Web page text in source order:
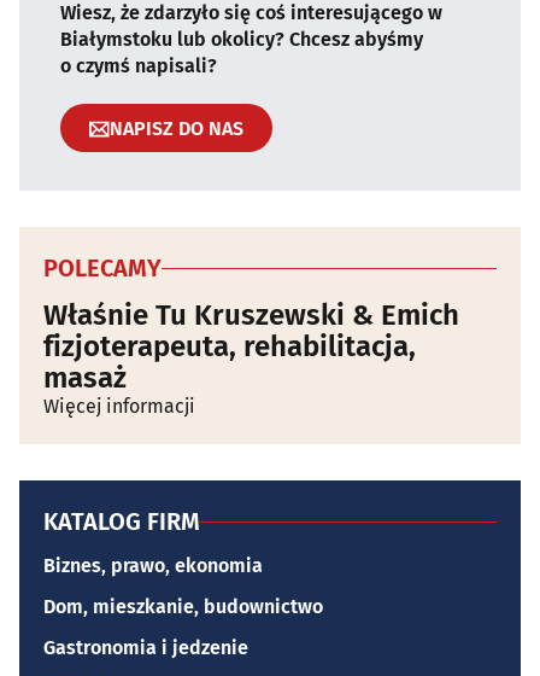
Wiesz, że zdarzyło się coś interesującego w
Białymstoku lub okolicy? Chcesz abyśmy
o czymś napisali?
NAPISZ DO NAS
POLECAMY
Właśnie Tu Kruszewski & Emich
fizjoterapeuta, rehabilitacja,
masaż
Więcej informacji
KATALOG FIRM
Biznes, prawo, ekonomia
Dom, mieszkanie, budownictwo
Gastronomia i jedzenie